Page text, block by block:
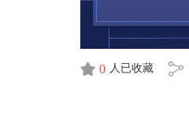
0 人已收藏